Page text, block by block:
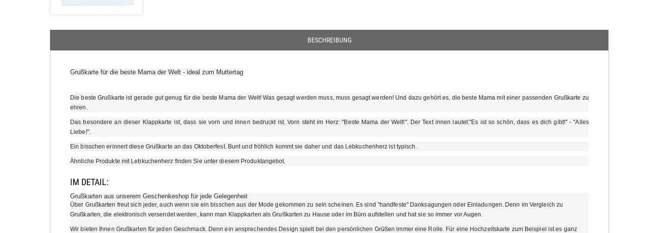
BESCHREIBUNG
Grußkarte für die beste Mama der Welt - ideal zum Muttertag
Die beste Grußkarte ist gerade gut genug für die beste Mama der Welt! Was gesagt werden muss, muss gesagt werden! Und dazu gehört es, die beste Mama mit einer passenden Grußkarte zu
ehren.
Das besondere an dieser Klappkarte ist, dass sie vorn und innen bedruckt ist. Vorn steht im Herz: "Beste Mama der Welt!". Der Text innen lautet:"Es ist so schön, dass es dich gibt!" - "Alles
Liebe!".
Ein bisschen erinnert diese Grußkarte an das Oktoberfest. Bunt und fröhlich kommt sie daher und das Lebkuchenherz ist typisch.
Ähnliche Produkte mit Lebkuchenherz finden Sie unter diesem Produktangebot.
IM DETAIL:
Grußkarten aus unserem Geschenkeshop für jede Gelegenheit
Über Grußkarten freut sich jeder, auch wenn sie ein bisschen aus der Mode gekommen zu sein scheinen. Es sind "handfeste" Danksagungen oder Einladungen. Denn im Vergleich zu
Grußkarten, die elektronisch versendet werden, kann man Klappkarten als Grußkarten zu Hause oder im Büro aufstellen und hat sie so immer vor Augen.
Wir bieten Ihnen Grußkarten für jeden Geschmack. Denn ein ansprechendes Design spielt bei den persönlichen Grüßen immer eine Rolle. Für eine Hochzeitskarte zum Beispiel ist es ganz